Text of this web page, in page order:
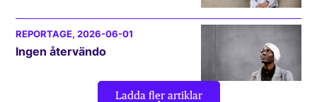
REPORTAGE, 2026-06-01
Ingen återvändo
Ladda fler artiklar